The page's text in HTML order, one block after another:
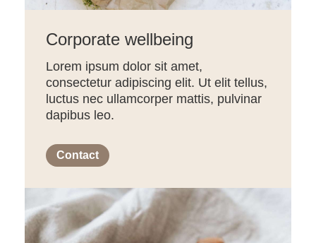
Corporate wellbeing
Lorem ipsum dolor sit amet,
consectetur adipiscing elit. Ut elit tellus,
luctus nec ullamcorper mattis, pulvinar
dapibus leo.
Contact